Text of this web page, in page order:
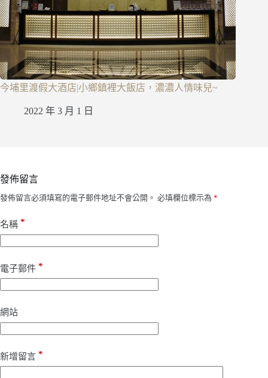
今埔里渡假大酒店|小鄉鎮裡大飯店，濃濃人情味兒~
2022 年 3 月 1 日
發佈留言
發佈留言必須填寫的電子郵件地址不會公開。 必填欄位標示為 *
名稱 *
電子郵件 *
網站
新增留言 *